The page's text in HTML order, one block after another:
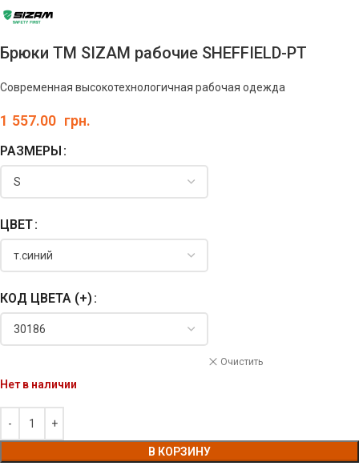
Брюки ТМ SIZAM рабочие SHEFFIELD-PT
Современная высокотехнологичная рабочая одежда
1 557.00 грн.
РАЗМЕРЫ
ЦВЕТ
КОД ЦВЕТА (+)
Очистить
Нет в наличии
В КОРЗИНУ